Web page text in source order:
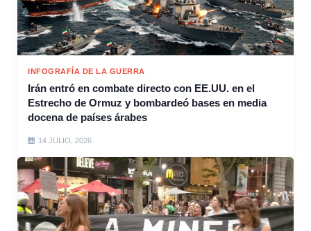
INFOGRAFÍA DE LA GUERRA
Irán entró en combate directo con EE.UU. en el
Estrecho de Ormuz y bombardeó bases en media
docena de países árabes
14 JULIO, 2026